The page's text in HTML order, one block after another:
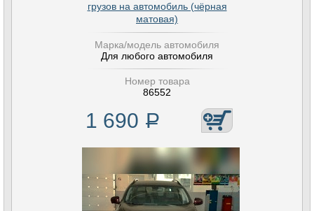
грузов на автомобиль (чёрная
матовая)
Марка/модель автомобиля
Для любого автомобиля
Номер товара
86552
1 690 Р